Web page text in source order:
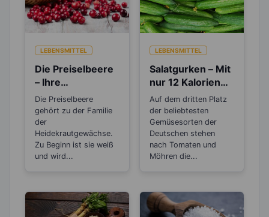
LEBENSMITTEL
Die Preiselbeere
– Ihre
Pflanzenstoffe
wirken
antibakteriell und
entzündungshem
mend
Die Preiselbeere
gehört zu der Familie
der
Heidekrautgewächse.
Zu Beginn ist sie weiß
und wird...
LEBENSMITTEL
Salatgurken – Mit
nur 12 Kalorien
sind sie wahre
Schlankmacher!
Auf dem dritten Platz
der beliebtesten
Gemüsesorten der
Deutschen stehen
nach Tomaten und
Möhren die...